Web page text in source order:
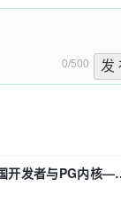
0/500 发
开发者与PG内核